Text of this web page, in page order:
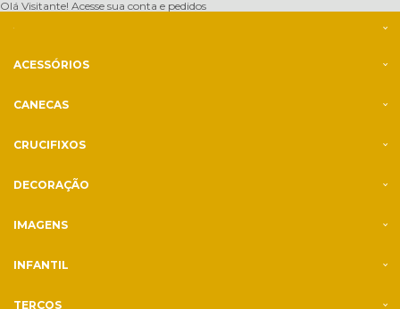
Olá Visitante! Acesse sua conta e pedidos
ACESSÓRIOS
CANECAS
CRUCIFIXOS
DECORAÇÃO
IMAGENS
INFANTIL
TERÇOS